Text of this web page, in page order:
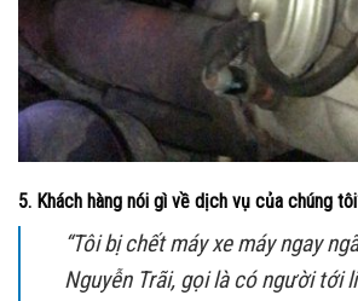
5. Khách hàng nói gì về dịch vụ của chúng
“Tôi bị chết máy xe máy ngay
Nguyễn Trãi, gọi là có người tới